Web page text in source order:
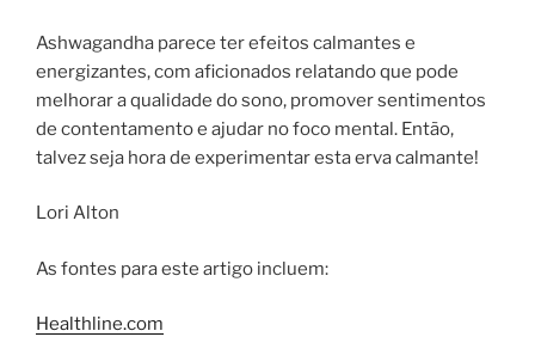
Ashwagandha parece ter efeitos calmantes e
energizantes, com aficionados relatando que pode
melhorar a qualidade do sono, promover sentimentos
de contentamento e ajudar no foco mental. Então,
talvez seja hora de experimentar esta erva calmante!
Lori Alton
As fontes para este artigo incluem:
Healthline.com